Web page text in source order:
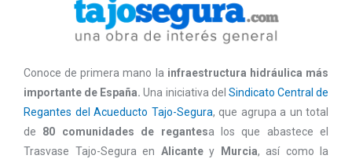
Conoce de primera mano la infraestructura hidráulica más
importante de España.Una iniciativa del Sindicato Central de
Regantes del Acueducto Tajo-Segura, que agrupa a un total
de 80 comunidades de regantesa los que abastece el
Trasvase Tajo-Segura en Alicante y Murcia, así como la